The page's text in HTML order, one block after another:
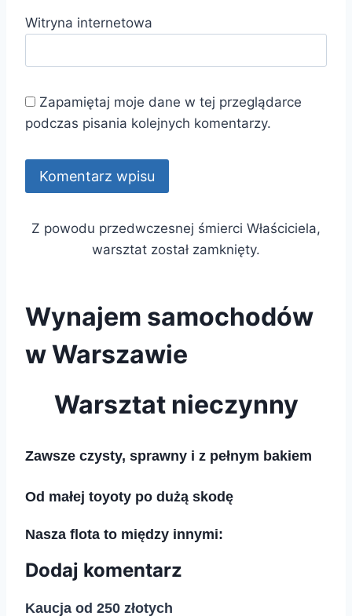
Witryna internetowa
Zapamiętaj moje dane w tej przeglądarce
podczas pisania kolejnych komentarzy.
Z powodu przedwczesnej śmierci Właściciela,
warsztat został zamknięty.
Wynajem samochodów
w Warszawie
Warsztat nieczynny
Zawsze czysty, sprawny i z pełnym bakiem
Od małej toyoty po dużą skodę
Nasza flota to między innymi:
Dodaj komentarz
Kaucja od 250 złotych